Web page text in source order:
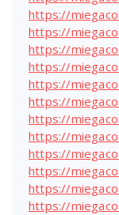
https://
https://
https://
https://
https://
https://
https://
https://
https://
https://
https://
https://